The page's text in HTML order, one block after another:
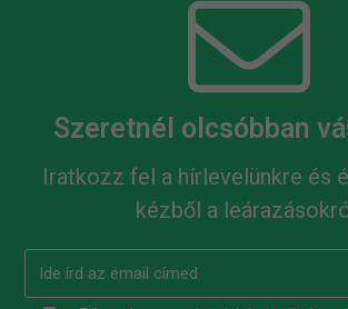
Szeretnél olcsóbban
Iratkozz fel a hírlevelünkre és
kézből a